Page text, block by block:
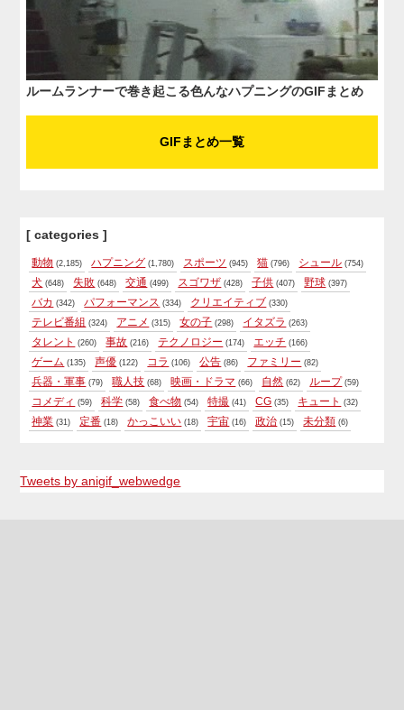
ルームランナーで巻き起こる色んなハプニングのGIFまとめ
GIFまとめ一覧
[ categories ]
動物 (2,185) ハプニング (1,780) スポーツ (945) 猫 (796) シュール (754)
犬 (648) 失敗 (648) 交通 (499) スゴワザ (428) 子供 (407) 野球 (397)
バカ (342) パフォーマンス (334) クリエイティブ (330)
テレビ番組 (324) アニメ (315) 女の子 (298) イタズラ (263)
タレント (260) 事故 (216) テクノロジー (174) エッチ (166)
ゲーム (135) 声優 (122) コラ (106) 公告 (86) ファミリー (82)
兵器・軍事 (79) 職人技 (68) 映画・ドラマ (66) 自然 (62) ループ (59)
コメディ (59) 科学 (58) 食べ物 (54) 特撮 (41) CG (35) キュート (32)
神業 (31) 定番 (18) かっこいい (18) 宇宙 (16) 政治 (15) 未分類 (6)
Tweets by anigif_webwedge